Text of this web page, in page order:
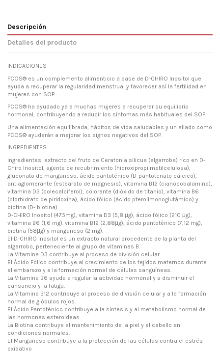
Descripción
Detalles del producto
INDICACIONES
PCOS® es un complemento alimenticio a base de D-CHIRO Inositol que
ayuda a recuperar la regularidad menstrual y favorecer así la fertilidad en
mujeres con SOP.
PCOS® ha ayudado ya a muchas mujeres a recuperar su equilibrio
hormonal, contribuyendo a reducir los síntomas más habituales del SOP.
Una alimentación equilibrada, hábitos de vida saludables y un aliado como
PCOS® ayudarán a mejorar los signos negativos del SOP.
INGREDIENTES
Ingredientes: extracto del fruto de Ceratonia silicua (algarroba) rico en D-
Chiro Inositol, agente de recubrimiento (hidroxipropilmetilcelulosa),
gluconato de manganeso, ácido pantoténico (D-pantotenato cálcico),
antiaglomerante (estearato de magnesio), vitamina B12 (cianocobalamina),
vitamina D3 (colecalciferol), colorante (dióxido de titanio), vitamina B6
(clorhidrato de piridoxina), ácido fólico (ácido pteroilmonoglutámico) y
biotina (D- biotina).
D‐CHIRO Inositol (475mg), vitamina D3 (5,8 μg), ácido fólico (210 μg),
vitamina B6 (1,6 mg). vitamina B12 (2,88μg), ácido pantoténico (7,12 mg),
biotina (58μg) y manganeso (2 mg).
El D-CHIRO Inositol es un extracto natural procedente de la planta del
algarrobo, perteneciente al grupo de vitaminas B.
La Vitamina D3 contribuye al proceso de división celular.
El Ácido Fólico contribuye al crecimiento de los tejidos maternos durante
el embarazo y a la formación normal de células sanguíneas.
La Vitamina B6 ayuda a regular la actividad hormonal y a disminuir el
cansancio y la fatiga.
La Vitamina B12 contribuye al proceso de división celular y a la formación
normal de glóbulos rojos.
El Ácido Pantoténico contribuye a la síntesis y al metabolismo normal de
las hormonas esteroideas.
La Biotina contribuye al mantenimiento de la piel y el cabello en
condiciones normales.
El Manganeso contribuye a la protección de las células contra el estrés
oxidativo